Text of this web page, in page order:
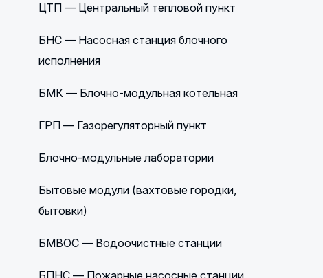
ЦТП — Центральный тепловой пункт
БНС — Насосная станция блочного
исполнения
БМК — Блочно-модульная котельная
ГРП — Газорегуляторный пункт
Блочно-модульные лаборатории
Бытовые модули (вахтовые городки,
бытовки)
БМВОС — Водоочистные станции
БПНС — Пожарные насосные станции